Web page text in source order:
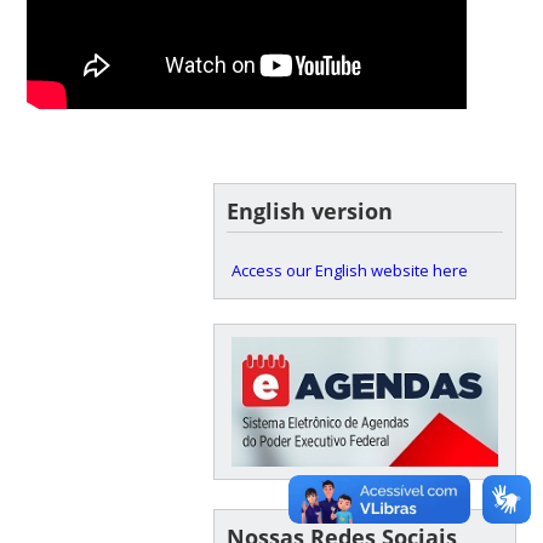
English version
Access our English website here
Nossas Redes Sociais